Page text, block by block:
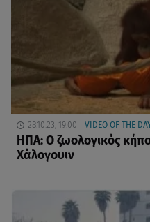
28.10.23, 19:00 VIDEO OF THE
ΗΠΑ: Ο ζωολογικός
Χάλογουιν